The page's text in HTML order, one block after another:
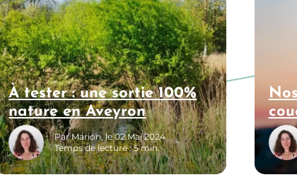
À tester : une sortie 100%
nature en Aveyron
Par Marion, le 02 Mai 2024
Temps de lecture : 5 min.